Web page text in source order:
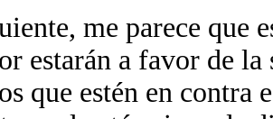
me parece que
estarán a favor de
que estén en contra